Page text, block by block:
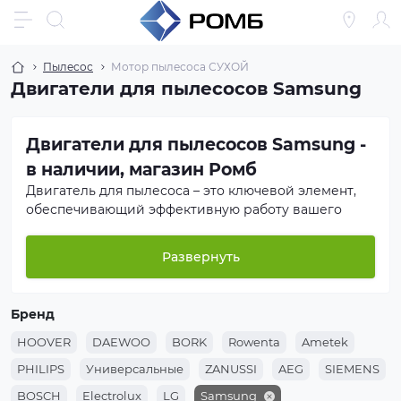
Пылесос Мотор пылесоса СУХОЙ
Двигатели для пылесосов Samsung
Двигатели для пылесосов Samsung -
в наличии, магазин Ромб
Двигатель для пылесоса – это ключевой элемент,
обеспечивающий эффективную работу вашего
двигатели для пылесосов Samsung, которые
Почему важен качественный двигатель для
пылесоса?
Развернуть
Бренд
HOOVER DAEWOO BORK Rowenta
Ametek
PHILIPS
Универсальные ZANUSSI AEG
SIEMENS
BOSCH
Electrolux LG Samsung